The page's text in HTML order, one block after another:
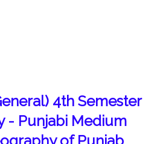
4th Semester
- Punjabi Medium